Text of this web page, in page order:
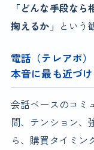
「どんな手段な
掬えるか」 という
電話（テレアポ）
本音に最も近づ
会話ベースのコミ
間、テンション、
ら、購買タイミン